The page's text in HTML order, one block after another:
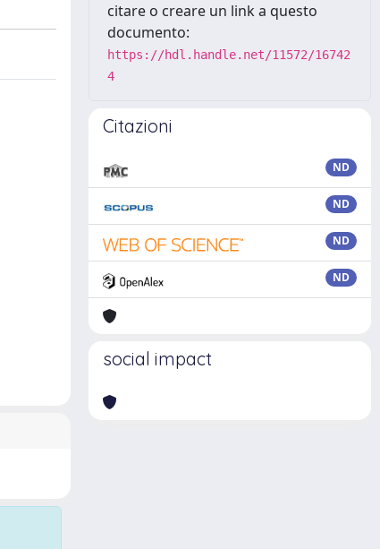
citare o creare un link a questo
documento:
https://hdl.handle.net/11572/16742
4
Citazioni
ND
ND
ND
ND
social impact